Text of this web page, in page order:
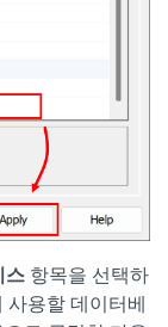
스 항목을 선택하
사용할 데이터베